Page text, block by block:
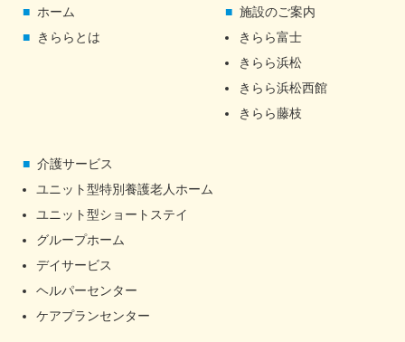
ホーム
きららとは
施設のご案内
きらら富士
きらら浜松
きらら浜松西館
きらら藤枝
介護サービス
ユニット型特別養護老人ホーム
ユニット型ショートステイ
グループホーム
デイサービス
ヘルパーセンター
ケアプランセンター